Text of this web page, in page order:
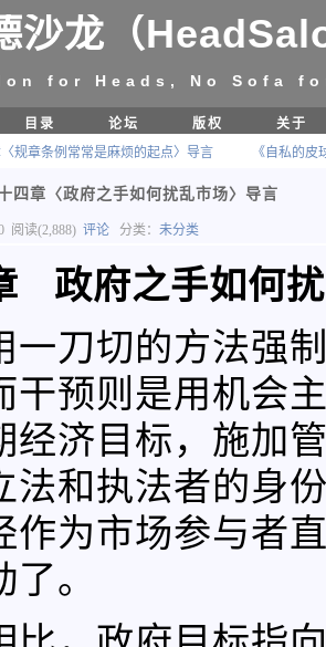
沙龙（
for Heads, No Sofa
目录 论坛 版权
关于
规章条例常常是麻烦的起点〉导言 《自私的
四章〈政府之手如何扰乱市场〉导言
阅读(2,888) 评论 分类： 未分类
政府之手如何
一刀切的方法强
干预则是用机会
经济目标，施加
法和执法者的身
作为市场参与者
。